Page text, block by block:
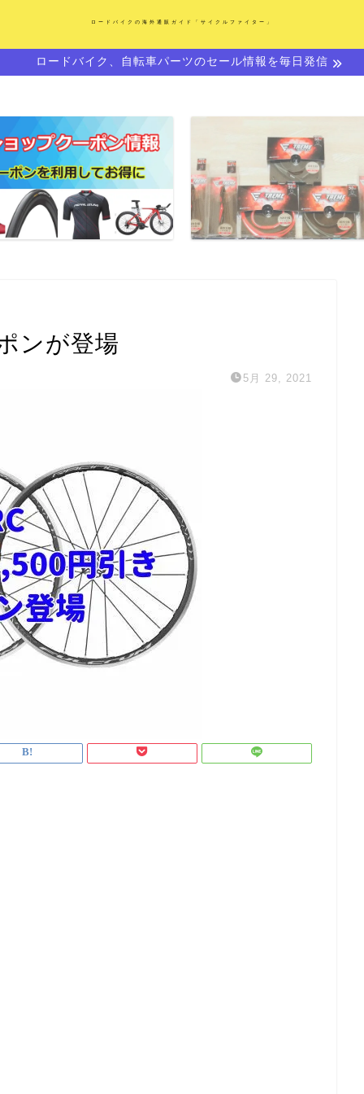
ロードバイクの海外通販ガイド「サイクルファイター」
ロードバイク、自転車パーツのセール情報を毎日発信
ンが登場
5月 29, 2021